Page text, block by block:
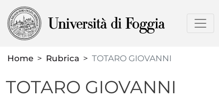
al
contenuto
Home
Rubrica TOTARO GIOVANNI
TOTARO GIOVANNI